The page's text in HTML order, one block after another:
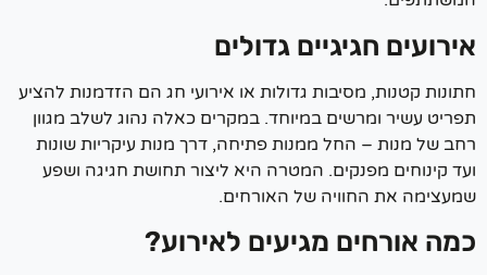
חגיגיים גדולים
קטנות, מסיבות גדולות או אירועי חג הם הזדמנות להציע
עשיר ומרשים במיוחד.במקרים כאלה נהוג לשלב מגוון
של מנות – החל ממנות פתיחה, דרך מנות עיקריות שונות
קינוחים מפנקים.המטרה היא ליצור תחושת חגיגה ושפע
את החוויה של האורחים.
אורחים מגיעים לאירוע?